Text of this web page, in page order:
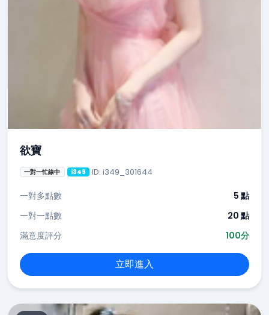
欲寶
一對一忙線中 i349 ID: i349_301644
一對多點數
5 點
一對一點數
20 點
滿意度評分
100分
立即進入